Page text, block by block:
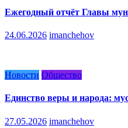
Ежегодный отчёт Главы
24.06.2026 imanchehov
Новости Общество
Единство веры и народа:
27.05.2026 imanchehov